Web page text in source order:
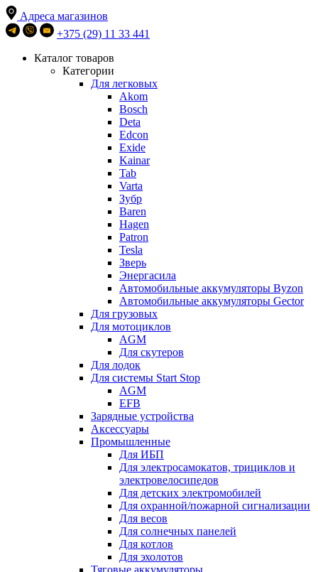
Адреса магазинов
+375 (29) 11 33 441
Каталог товаров
Категории
Для легковых
Akom
Bosch
Deta
Edcon
Exide
Kainar
Tab
Varta
Зубр
Baren
Hagen
Patron
Tesla
Зверь
Энергасила
Автомобильные аккумуляторы Byzon
Автомобильные аккумуляторы Gector
Для грузовых
Для мотоциклов
AGM
Для скутеров
Для лодок
Для системы Start Stop
AGM
EFB
Зарядные устройства
Аксессуары
Промышленные
Для ИБП
Для электросамокатов, трициклов и
электровелосипедов
Для детских электромобилей
Для охранной/пожарной сигнализации
Для весов
Для солнечных панелей
Для котлов
Для эхолотов
Тяговые аккумуляторы